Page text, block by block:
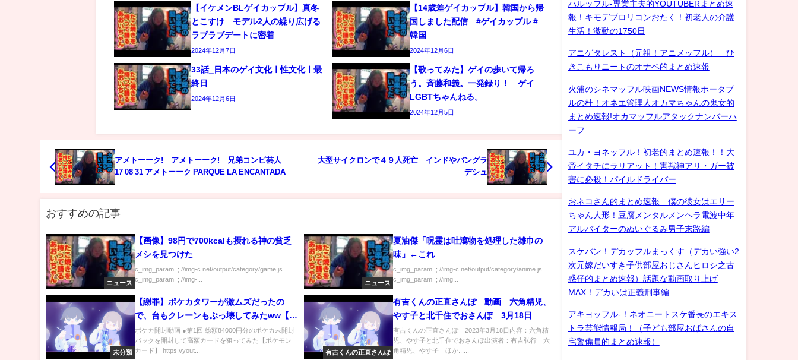
【イケメンBLゲイカップル】真冬
とこすけ モデル2人の繰り広げる
ラブラブデートに密着
2024年12月7日
【14歳差ゲイカップル】韓国から帰
国しました配信 #ゲイカップル #
韓国
2024年12月6日
33話_日本のゲイ文化ㅣ性文化ㅣ最
終日
2024年12月6日
【歌ってみた】ゲイの歩いて帰ろ
う。斉藤和義。一発録り！ ゲイ
LGBTちゃんねる。
2024年12月5日
アメトーーク! アメトーーク! 兄弟コンビ芸人
17 08 31 アメトーーク PARQUE LA ENCANTADA
大型サイクロンで４９人死亡 インドやバングラ
デシュ
おすすめの記事
ニュース
【画像】98円で700kcalも摂れる神の貧乏
メシを見つけた
c_img_param=; //img-c.net/output/category/game.js
c_img_param=; //img-...
ニュース
夏油傑「呪霊は吐瀉物を処理した雑巾の
味」←これ
c_img_param=; //img-c.net/output/category/anime.js
c_img_param=; //img...
未分類
【謝罪】ポケカタワーが激ムズだったの
で、台もクレーンもぶっ壊してみたww【ク
レーンゲーム】
ポケカ開封動画 ●第1回 総額84000円分のポケカ未開封
パックを開封して高額カードを狙ってみた【ポケモン
カード】 https://yout...
有吉くんの正直さんぽ
有吉くんの正直さんぽ 動画 六角精児、
やす子と北千住でおさんぽ 3月18日
有吉くんの正直さんぽ 2023年3月18日内容：六角精
児、やす子と北千住でおさんぽ出演者：有吉弘行 六
角精児、やす子 ほか......
ハルッフル-専業主夫的YOUTUBERまとめ速
報！キモデブロリコンおたく！初老人の介護
生活！激動の1750日
アニゲタレスト（元祖！アニメッフル） ひ
きこもりニートのオナベ的まとめ速報
火浦のシネマッフル映画NEWS情報ポータブ
ルの杜！オネエ管理人オカマちゃんの鬼女的
まとめ速報!オカマッフルアタックナンバーハ
ーフ
ユカ・ヨネッフル！初老的まとめ速報！！大
帝イタチにラリアット！害獣神アリ・ガー被
害に必殺！パイルドライバー
おネコさん的まとめ速報 僕の彼女はエリー
ちゃん人形！豆腐メンタルメンヘラ電波中年
アルバイターのぬいぐるみ男子末路編
スケバン！デカッフルまっくす（デカい強い2
次元嫁だいすき子供部屋おじさんヒロシ之古
惑仔的まとめ速報）話題な動画取り上げ
MAX！デカいは正義刑事編
アキヨッフル-！ネオニートスケ番長のエキス
トラ芸能情報局！（子ども部屋おばさんの自
宅警備員的まとめ速報）